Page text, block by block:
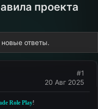
проекта
ответы.
20 Авг 2025
#1
Role Play!